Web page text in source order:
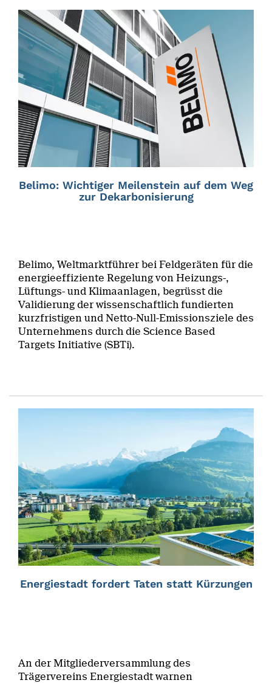
Belimo: Wichtiger Meilenstein auf dem Weg
zur Dekarbonisierung
Belimo, Weltmarktführer bei Feldgeräten für die
energieeffiziente Regelung von Heizungs-,
Lüftungs- und Klimaanlagen, begrüsst die
Validierung der wissenschaftlich fundierten
kurzfristigen und Netto-Null-Emissionsziele des
Unternehmens durch die Science Based
Targets Initiative (SBTi).
Energiestadt fordert Taten statt Kürzungen
An der Mitgliederversammlung des
Trägervereins Energiestadt warnen